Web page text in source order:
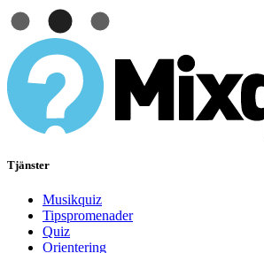
Tjänster
Musikquiz
Tipspromenader
Quiz
Orientering